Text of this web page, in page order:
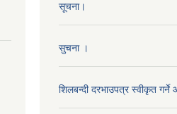
सूचना।
सुचना ।
शिलबन्दी दरभाउपत्र स्वीकृत